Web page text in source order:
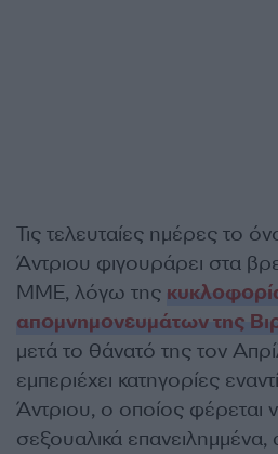
Τις τελευταίες ημέρες το
Άντριου φιγουράρει στα
ΜΜΕ, λόγω της
απομνημονευμάτων της
μετά το θάνατό της τον
εμπεριέχει κατηγορίες
Άντριου, ο οποίος φέρεται
σεξουαλικά επανειλημμένα,